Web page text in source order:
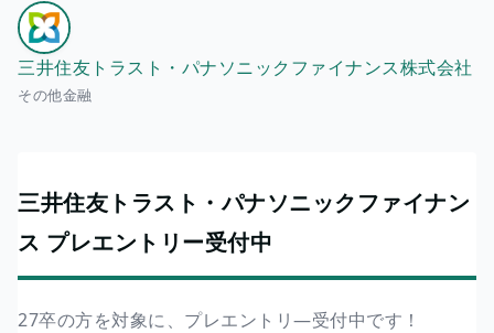
三井住友トラスト・パナソニックファイナンス株式会社
その他金融
三井住友トラスト・パナソニックファイナン
ス プレエントリー受付中
27卒の方を対象に、プレエントリ―受付中です！